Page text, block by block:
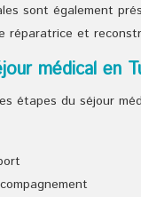
sont également
réparatrice et
médical en
étapes du séjour